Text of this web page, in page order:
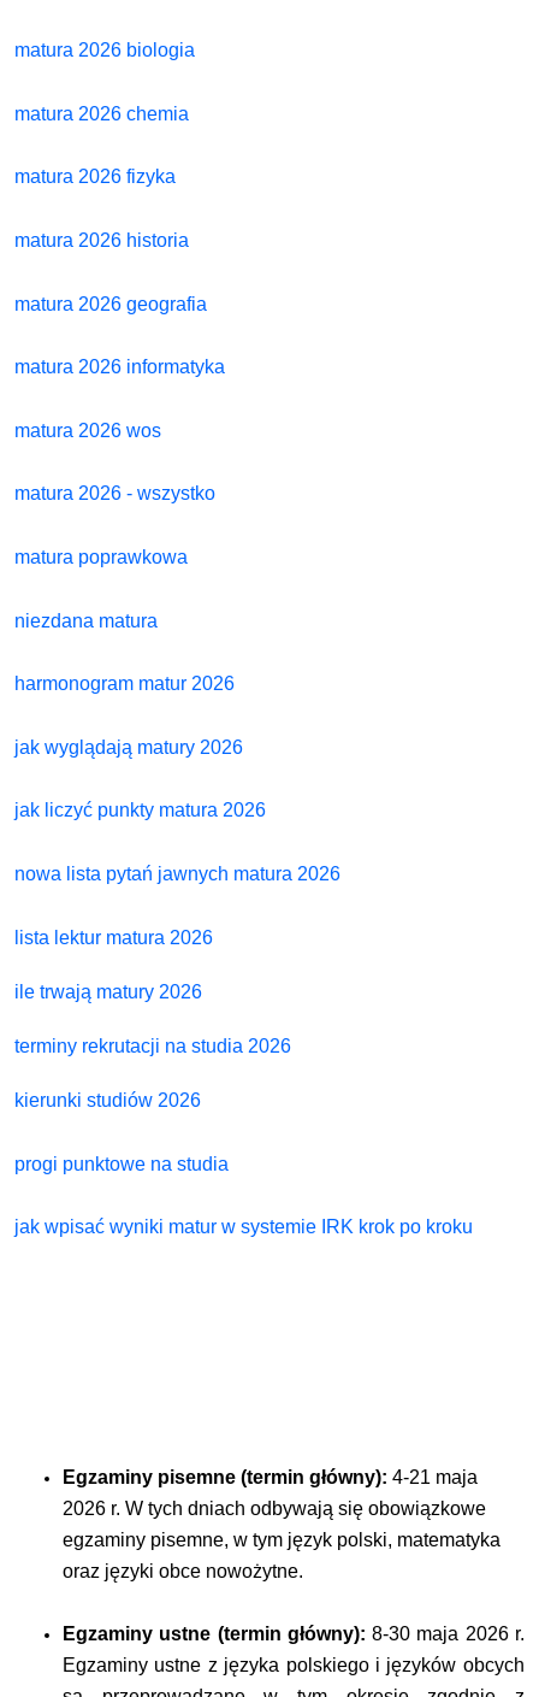
matura 2026 biologia
matura 2026 chemia
matura 2026 fizyka
matura 2026 historia
matura 2026 geografia
matura 2026 informatyka
matura 2026 wos
matura 2026 - wszystko
matura poprawkowa
niezdana matura
harmonogram matur 2026
jak wyglądają matury 2026
jak liczyć punkty matura 2026
nowa lista pytań jawnych matura 2026
lista lektur matura 2026
ile trwają matury 2026
terminy rekrutacji na studia 2026
kierunki studiów 2026
progi punktowe na studia
jak wpisać wyniki matur w systemie IRK krok po kroku
Egzaminy pisemne (termin główny): 4-21 maja
2026 r. W tych dniach odbywają się obowiązkowe
egzaminy pisemne, w tym język polski, matematyka
oraz języki obce nowożytne.
Egzaminy ustne (termin główny): 8-30 maja 2026 r.
Egzaminy ustne z języka polskiego i języków obcych